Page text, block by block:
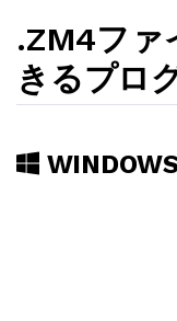
.ZM4ファ
きるプロ
WINDOWS